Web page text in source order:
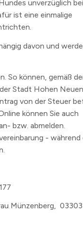
unverzüglich
ist eine einmalige
davon und
So können, gemäß
Stadt Hohen
von der Steuer
Online können Sie auch
bzw. abmelden.
- während
Münzenberg,